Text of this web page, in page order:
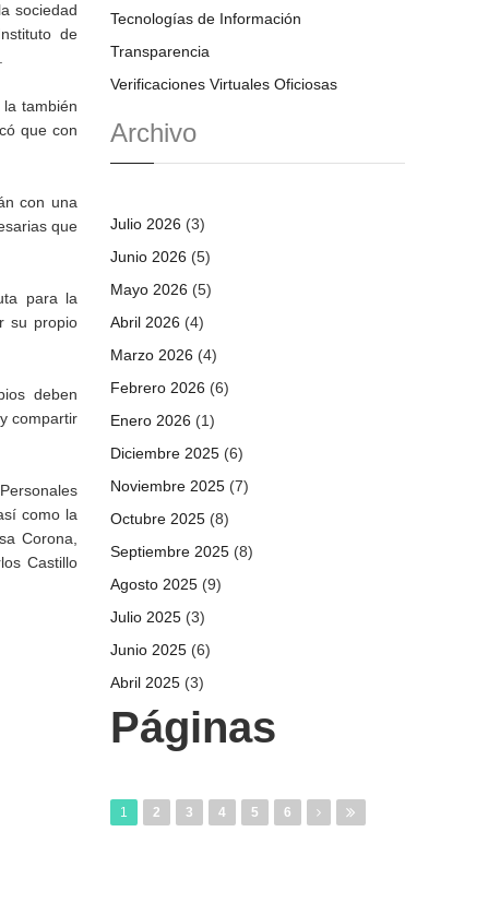
sociedad
de
también
que con
con una
que
para la
su propio
deben
compartir
como la
Corona,
Castillo
Tecnologías de Información
Transparencia
Verificaciones Virtuales Oficiosas
Archivo
Julio 2026 (3)
Junio 2026 (5)
Mayo 2026 (5)
Abril 2026 (4)
Marzo 2026 (4)
Febrero 2026 (6)
Enero 2026 (1)
Diciembre 2025 (6)
Noviembre 2025 (7)
Octubre 2025 (8)
Septiembre 2025 (8)
Agosto 2025 (9)
Julio 2025 (3)
Junio 2025 (6)
Abril 2025 (3)
Páginas
1 2 3 4 5 6